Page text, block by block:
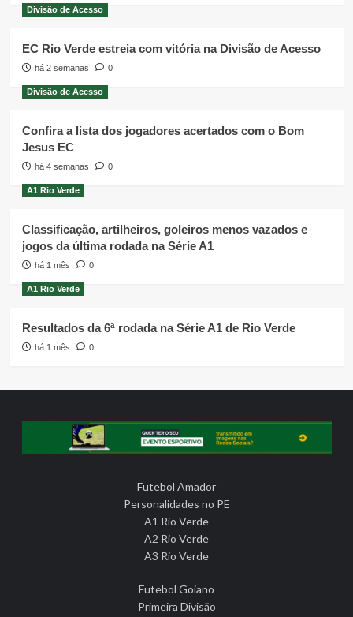
Divisão de Acesso
EC Rio Verde estreia com vitória na Divisão de Acesso
há 2 semanas 0
Divisão de Acesso
Confira a lista dos jogadores acertados com o Bom
Jesus EC
há 4 semanas 0
A1 Rio Verde
Classificação, artilheiros, goleiros menos vazados e
jogos da última rodada na Série A1
há 1 mês 0
A1 Rio Verde
Resultados da 6ª rodada na Série A1 de Rio Verde
há 1 mês 0
Futebol Amador
Personalidades no PE
A1 Rio Verde
A2 Rio Verde
A3 Rio Verde
Futebol Goiano
Primeira Divisão